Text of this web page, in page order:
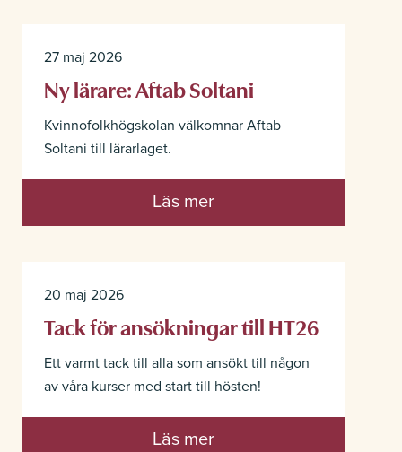
27 maj 2026
Ny lärare: Aftab Soltani
Kvinnofolkhögskolan välkomnar Aftab
Soltani till lärarlaget.
Läs mer
20 maj 2026
Tack för ansökningar till HT26
Ett varmt tack till alla som ansökt till någon
av våra kurser med start till hösten!
Läs mer